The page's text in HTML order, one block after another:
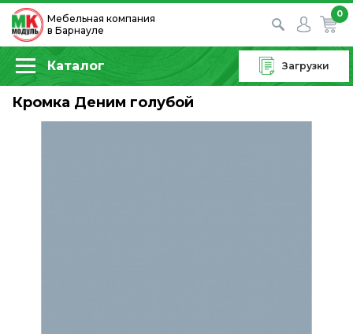
Мебельная компания
в Барнауле
0
Каталог Загрузки
Кромка Деним голубой